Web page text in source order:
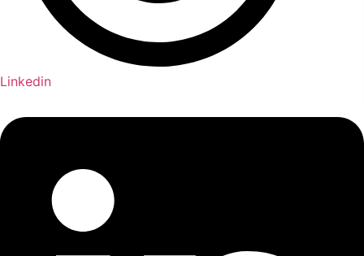
Linkedin